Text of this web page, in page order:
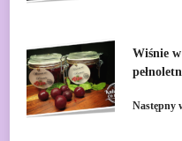
Wiśnie
Następny